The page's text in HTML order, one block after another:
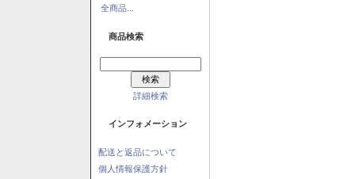
全商品...
商品検索
詳細検索
インフォメーション
配送と返品について
個人情報保護方針